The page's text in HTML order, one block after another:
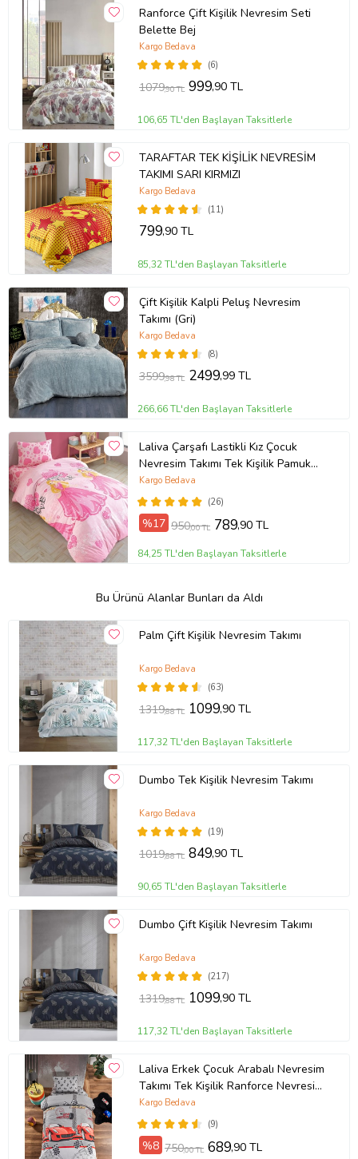
Ranforce Çift Kişilik Nevresim Seti
Belette Bej
(6)
Kargo Bedava
1079,90 TL 999,90 TL
106,65 TL'den Başlayan Taksitlerle
TARAFTAR TEK KİŞİLİK NEVRESİM
TAKIMI SARI KIRMIZI
(11)
Kargo Bedava
799,90 TL
85,32 TL'den Başlayan Taksitlerle
Çift Kişilik Kalpli Peluş Nevresim
Takımı (Gri)
(8)
Kargo Bedava
3599,98 TL 2499,99 TL
266,66 TL'den Başlayan Taksitlerle
Laliva Çarşafı Lastikli Kız Çocuk
Nevresim Takımı Tek Kişilik Pamuk
Ranforce
(26)
Kargo Bedava
%17 950,00 TL 789,90 TL
84,25 TL'den Başlayan Taksitlerle
Bu Ürünü Alanlar Bunları da Aldı
Palm Çift Kişilik Nevresim Takımı
(63)
Kargo Bedava
1319,88 TL 1099,90 TL
117,32 TL'den Başlayan Taksitlerle
Dumbo Tek Kişilik Nevresim Takımı
(19)
Kargo Bedava
1019,88 TL 849,90 TL
90,65 TL'den Başlayan Taksitlerle
Dumbo Çift Kişilik Nevresim Takımı
(217)
Kargo Bedava
1319,88 TL 1099,90 TL
117,32 TL'den Başlayan Taksitlerle
Laliva Erkek Çocuk Arabalı Nevresim
Takımı Tek Kişilik Ranforce Nevresim
Takımı
(9)
Kargo Bedava
%8 750,00 TL 689,90 TL